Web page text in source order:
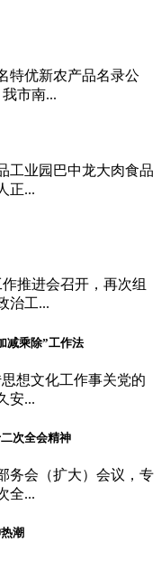
特优新农产品名录公
市南...
工业园巴中龙大肉食品
正...
推进会召开，再次组
治工...
减乘除”工作法
想文化工作事关党的
安...
次全会精神
务会（扩大）会议，专
全...
潮